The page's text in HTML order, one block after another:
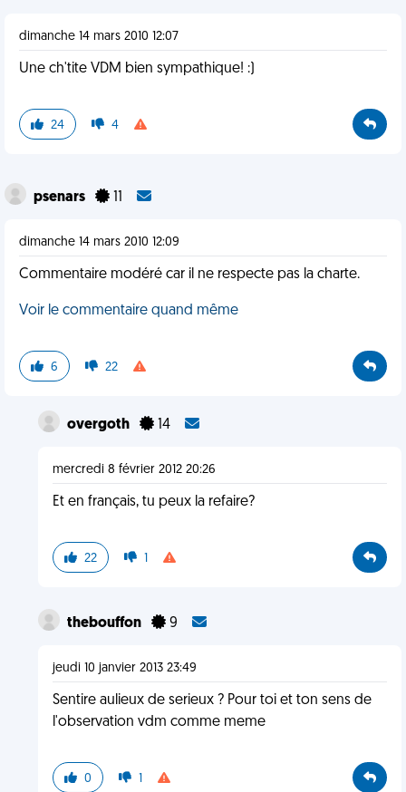
dimanche 14 mars 2010 12:07
Une ch'tite VDM bien sympathique! :)
24 4
psenars
dimanche 14 mars 2010 12:09
Commentaire modéré car il ne respecte pas la charte.
Voir le commentaire quand même
6 22
overgoth 14
mercredi 8 février 2012 20:26
Et en français, tu peux la refaire?
22 1
thebouffon 9
jeudi 10 janvier 2013 23:49
Sentire aulieux de serieux ? Pour toi et ton sens de
l'observation vdm comme meme
0 1